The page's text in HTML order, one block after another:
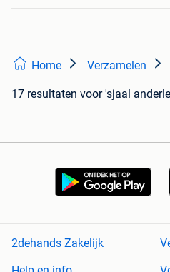
Home Verzamelen
17 resultaten voor 'sjaal
2dehands Zakelijk